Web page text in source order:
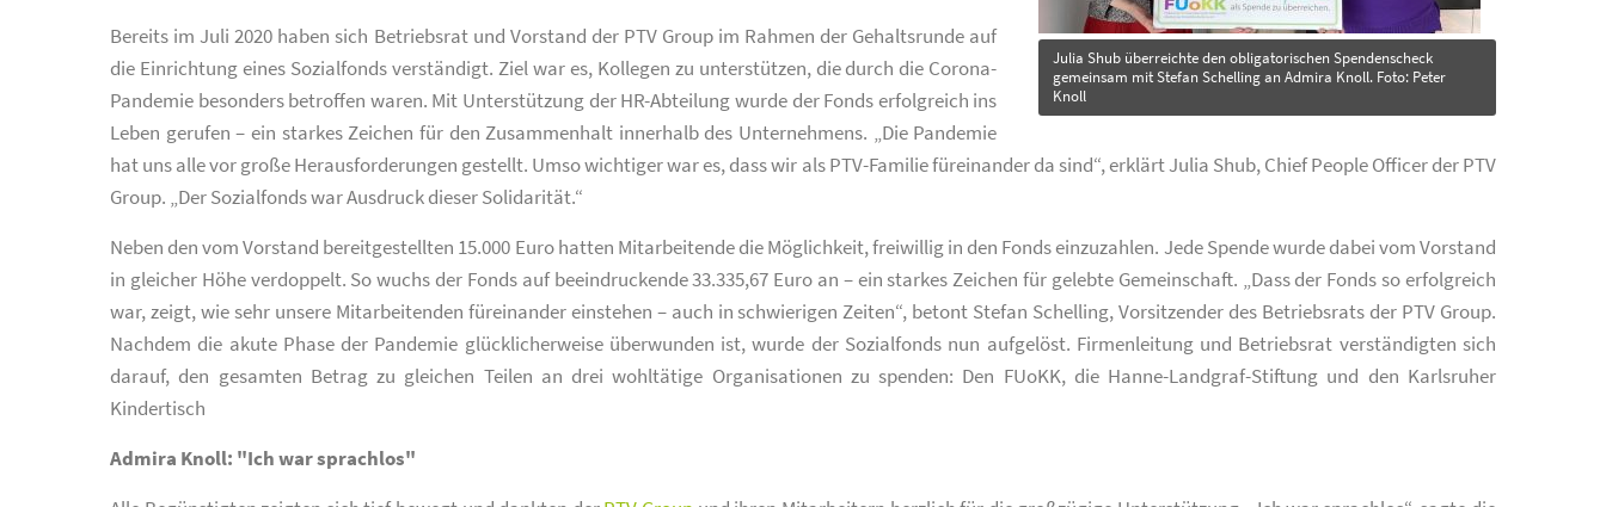
Julia Shub überreichte den obligatorischen Spendenscheck
gemeinsam mit Stefan Schelling an Admira Knoll. Foto: Peter
Knoll
Bereits im Juli 2020 haben sich Betriebsrat und Vorstand der PTV Group im Rahmen der Gehaltsrunde auf
die Einrichtung eines Sozialfonds verständigt. Ziel war es, Kollegen zu unterstützen, die durch die Corona-
Pandemie besonders betroffen waren. Mit Unterstützung der HR-Abteilung wurde der Fonds erfolgreich ins
Leben gerufen – ein starkes Zeichen für den Zusammenhalt innerhalb des Unternehmens. „Die Pandemie
hat uns alle vor große Herausforderungen gestellt. Umso wichtiger war es, dass wir als PTV-Familie füreinander da sind“, erklärt Julia Shub, Chief People Officer der PTV
Group. „Der Sozialfonds war Ausdruck dieser Solidarität.“
Neben den vom Vorstand bereitgestellten 15.000 Euro hatten Mitarbeitende die Möglichkeit, freiwillig in den Fonds einzuzahlen. Jede Spende wurde dabei vom Vorstand
in gleicher Höhe verdoppelt. So wuchs der Fonds auf beeindruckende 33.335,67 Euro an – ein starkes Zeichen für gelebte Gemeinschaft. „Dass der Fonds so erfolgreich
war, zeigt, wie sehr unsere Mitarbeitenden füreinander einstehen – auch in schwierigen Zeiten“, betont Stefan Schelling, Vorsitzender des Betriebsrats der PTV Group.
Nachdem die akute Phase der Pandemie glücklicherweise überwunden ist, wurde der Sozialfonds nun aufgelöst. Firmenleitung und Betriebsrat verständigten sich
darauf, den gesamten Betrag zu gleichen Teilen an drei wohltätige Organisationen zu spenden: Den FUoKK, die Hanne-Landgraf-Stiftung und den Karlsruher
Kindertisch
Admira Knoll: "Ich war sprachlos"